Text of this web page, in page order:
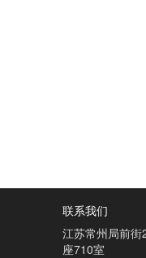
联系我们
江苏常州局前
座710室